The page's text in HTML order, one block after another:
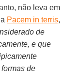
não leva em
Pacem in terris,
de
e que
de